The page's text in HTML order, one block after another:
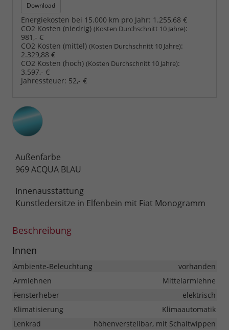
Download
Energiekosten bei 15.000 km pro Jahr: 1.255,68 €
CO2 Kosten (niedrig) (Kosten Durchschnitt 10 Jahre):
981,- €
CO2 Kosten (mittel) (Kosten Durchschnitt 10 Jahre):
2.329,88 €
CO2 Kosten (hoch) (Kosten Durchschnitt 10 Jahre):
3.597,- €
Jahressteuer: 52,- €
Außenfarbe
969 ACQUA BLAU
Innenausstattung
Kunstledersitze in Elfenbein mit Fiat Monogramm
Beschreibung
Innen
Ambiente-Beleuchtung
vorhanden
Armlehnen
Mittelarmlehne
Fensterheber
elektrisch
Klimatisierung
Klimaautomatik
Lenkrad
höhenverstellbar, mit Schaltwippen